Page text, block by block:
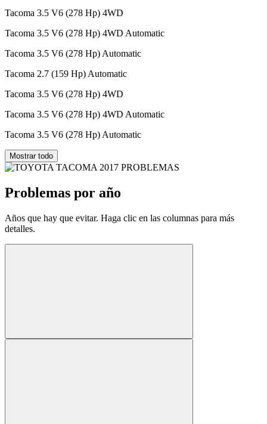
Tacoma 3.5 V6 (278 Hp) 4WD
Tacoma 3.5 V6 (278 Hp) 4WD Automatic
Tacoma 3.5 V6 (278 Hp) Automatic
Tacoma 2.7 (159 Hp) Automatic
Tacoma 3.5 V6 (278 Hp) 4WD
Tacoma 3.5 V6 (278 Hp) 4WD Automatic
Tacoma 3.5 V6 (278 Hp) Automatic
Mostrar todo
Problemas por año
Años que hay que evitar. Haga clic en las columnas para más
detalles.